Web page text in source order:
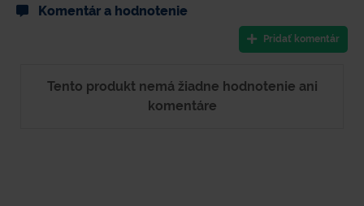
Komentár a hodnotenie
Pridať komentár
Tento produkt nemá žiadne hodnotenie ani
komentáre